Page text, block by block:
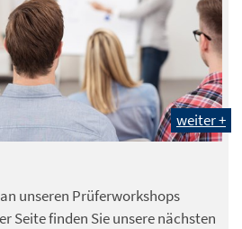
weiter +
unseren Prüferworkshops
Seite finden Sie unsere nächsten